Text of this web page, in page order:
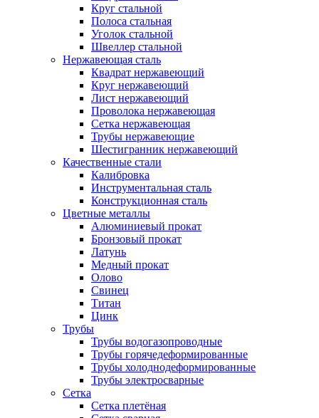
Круг стальной
Полоса стальная
Уголок стальной
Швеллер стальной
Нержавеющая сталь
Квадрат нержавеющий
Круг нержавеющий
Лист нержавеющий
Проволока нержавеющая
Сетка нержавеющая
Трубы нержавеющие
Шестигранник нержавеющий
Качественные стали
Калибровка
Инструментальная сталь
Конструкционная сталь
Цветные металлы
Алюминиевый прокат
Бронзовый прокат
Латунь
Медный прокат
Олово
Свинец
Титан
Цинк
Трубы
Трубы водогазопроводные
Трубы горячедеформированные
Трубы холоднодеформированные
Трубы электросварные
Сетка
Сетка плетёная